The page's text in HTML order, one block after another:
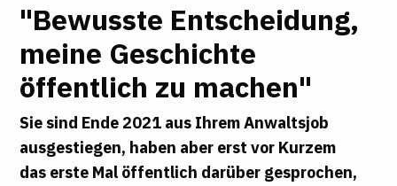
"Bewusste Entscheidung,
meine Geschichte
öffentlich zu machen"
Sie sind Ende 2021 aus Ihrem Anwaltsjob
ausgestiegen, haben aber erst vor Kurzem
das erste Mal öffentlich darüber gesprochen,